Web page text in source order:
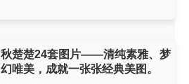
秋楚楚24套图片——清纯素雅、梦
幻唯美，成就一张张经典美图。